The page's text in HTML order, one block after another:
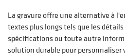
La gravure offre une alternative à
textes plus longs tels que les
spécifications ou toute autre
solution durable pour personnaliser